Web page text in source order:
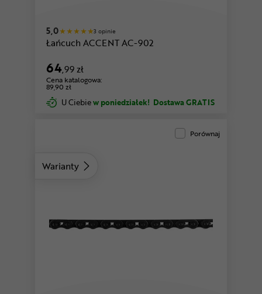
5,0 3 opinie
Łańcuch ACCENT AC-902
64,99 zł
Cena katalogowa:
89,90 zł
U Ciebiew poniedziałek! Dostawa GRATIS
Warianty
Porównaj